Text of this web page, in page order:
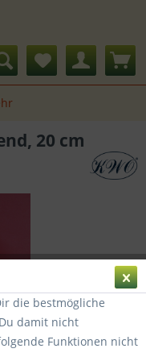
20 cm
die bestmögliche
damit nicht
Funktionen nicht